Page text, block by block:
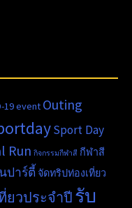
19event Outing
Sport Day
Run กิจกรรมกีฬาสี กีฬาสี
ปาร์ตี้ จัดทริปท่องเที่ยว
ยวประจำปี รับ